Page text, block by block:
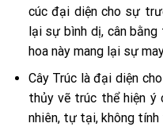
cúc đại diện cho sự
lại sự bình dị, cân
hoa này mang lại sự
Cây Trúc là đại diện
thủy vẽ trúc thể hiện ý
nhiên, tự tại, không tính